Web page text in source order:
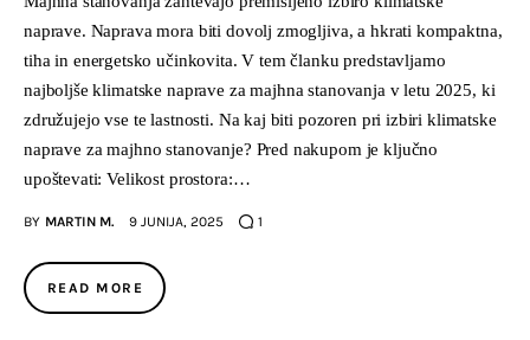
naprave. Naprava mora biti dovolj zmogljiva, a hkrati kompaktna,
tiha in energetsko učinkovita. V tem članku predstavljamo
najboljše klimatske naprave za majhna stanovanja v letu 2025, ki
združujejo vse te lastnosti. Na kaj biti pozoren pri izbiri klimatske
naprave za majhno stanovanje? Pred nakupom je ključno
upoštevati: Velikost prostora:…
BY MARTIN M. 9 JUNIJA, 2025 1
READ MORE